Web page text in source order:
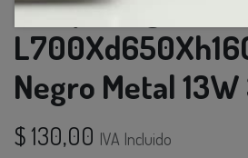
Negro Metal 13W
$ 130,00 IVA Incluido